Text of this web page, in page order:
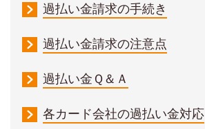
過払い金請求の手続き
過払い金請求の注意点
過払い金Ｑ＆Ａ
各カード会社の過払い金対応